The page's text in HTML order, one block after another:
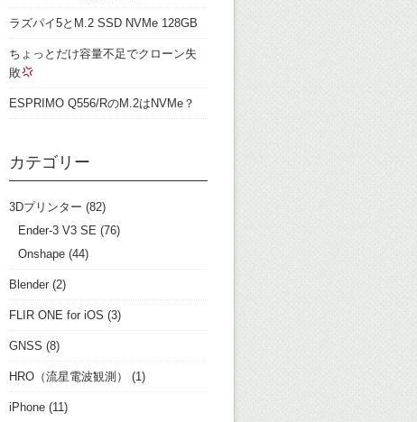
ラズパイ5とM.2 SSD NVMe 128GB
ちょっとだけ容量不足でクローン失
敗
ESPRIMO Q556/RのM.2はNVMe？
カテゴリー
3Dプリンター (82)
Ender-3 V3 SE (76)
Onshape (44)
Blender (2)
FLIR ONE for iOS (3)
GNSS (8)
HRO（流星電波観測） (1)
iPhone (11)